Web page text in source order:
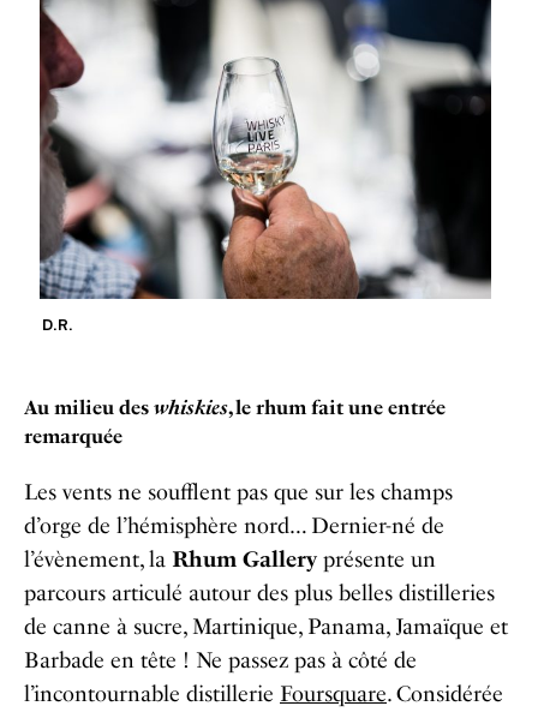
D.R.
Au milieu des whiskies, le rhum fait une entrée
remarquée
Les vents ne soufflent pas que sur les champs
d’orge de l’hémisphère nord… Dernier-né de
l’évènement, la Rhum Gallery présente un
parcours articulé autour des plus belles distilleries
de canne à sucre, Martinique, Panama, Jamaïque et
Barbade en tête ! Ne passez pas à côté de
l’incontournable distillerie Foursquare. Considérée